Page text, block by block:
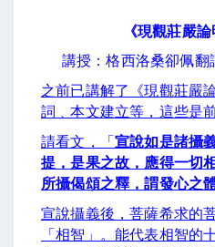
《現觀莊嚴
講授：格西洛桑卻佩翻
之前已講解了《現觀莊嚴
詞﹑本文建立等，這些是
請看文，「 宣說如是諸攝
提，是果之故，應得一切
所攝偈頌之釋，謂發心之
宣說攝義後，菩薩希求的
「相智」。能代表相智的